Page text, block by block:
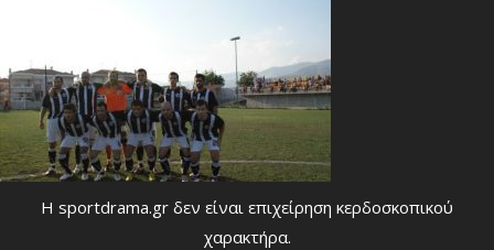
Η sportdrama.gr δεν είναι επιχείρηση κερδοσκοπικού
χαρακτήρα.